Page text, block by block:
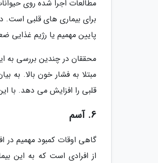
مطالعات اجرا شده روی
برای بیماری های قلبی است.
پایین مهمیم یا رژیم
محققان در چندین بررسی به
مبتلا به فشار خون بالا. به
قلبی را افزایش می دهد. با
6. آسم
گاهی اوقات کمبود مهمیم در
از افرادی است که به این